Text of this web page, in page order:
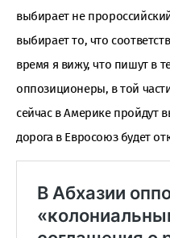
выбирает не
выбирает то, что
время я вижу, что пишут в
оппозиционеры, в той
сейчас в Америке пройдут
дорога в Евросоюз будет